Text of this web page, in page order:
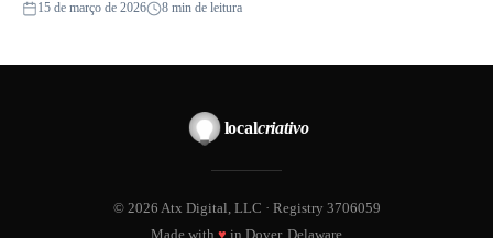
15 de março de 2026 8 min de leitura
localcriativo
© 2026 Atx Digital, LLC · Registry 3706059
Made with ♥ in Dover, Delaware